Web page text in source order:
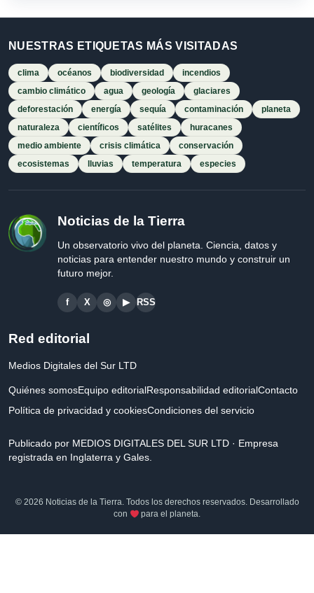
NUESTRAS ETIQUETAS MÁS VISITADAS
clima océanos biodiversidad
incendios
cambio climático
agua geología
glaciares
deforestación
energía sequía contaminación
planeta
naturaleza
científicos satélites
huracanes
medio ambiente
crisis climática
conservación
ecosistemas
lluvias temperatura especies
Noticias de la Tierra
Un observatorio vivo del planeta. Ciencia, datos y
noticias para entender nuestro mundo y construir un
futuro mejor.
f X ◎ ▶ RSS
Red editorial
Medios Digitales del Sur LTD
Quiénes somosEquipo editorialResponsabilidad editorialContacto
Política de privacidad y cookiesCondiciones del servicio
Publicado por MEDIOS DIGITALES DEL SUR LTD · Empresa
registrada en Inglaterra y Gales.
© 2026 Noticias de la Tierra. Todos los derechos reservados. Desarrollado
con
para el planeta.